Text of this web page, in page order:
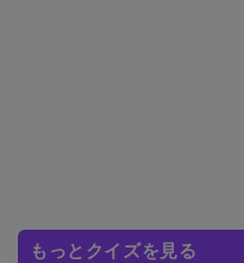
もっとクイズを見る